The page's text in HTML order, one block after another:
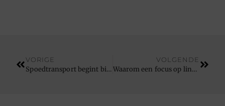
VORIGE
Spoedtransport begint bij een snelle ophaling
VOLGENDE
Waarom een focus op linkbuilding je SEO sneller laat renderen